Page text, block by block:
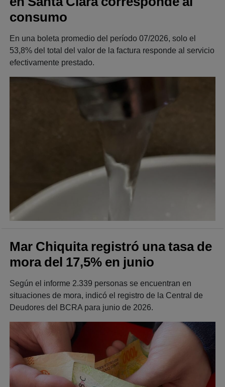
consumo
En una boleta promedio del período 07/2026, solo el
53,8% del total del valor de la factura responde al servicio
efectivamente prestado.
Mar Chiquita registró una tasa de
mora del 17,5% en junio
Según el informe 2.339 personas se encuentran en
situaciones de mora, indicó el registro de la Central de
Deudores del BCRA para junio de 2026.